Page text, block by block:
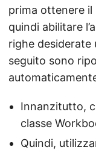
prima ottenere
quindi abilitare
righe desiderate
seguito sono
Innanzitutto,
classe
Quindi,